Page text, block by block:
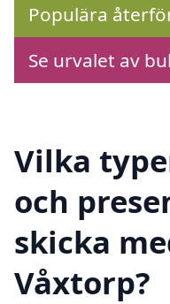
Populära
Se urvalet av
Vilka
och
skicka
Våxtorp?